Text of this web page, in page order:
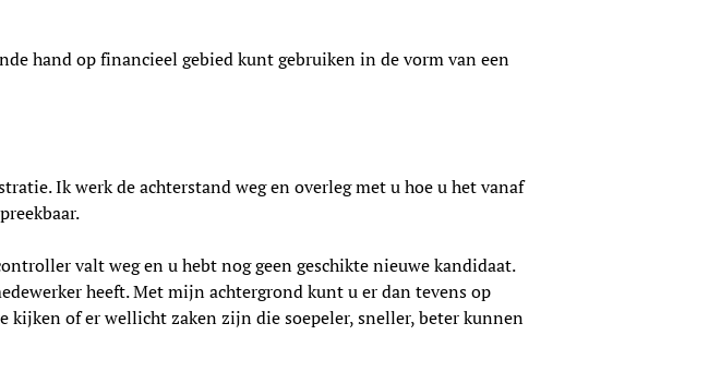
hand op financieel gebied kunt gebruiken in de vorm van een
Ik werk de achterstand weg en overleg met u hoe u het vanaf
valt weg en u hebt nog geen geschikte nieuwe kandidaat.
heeft. Met mijn achtergrond kunt u er dan tevens op
of er wellicht zaken zijn die soepeler, sneller, beter kunnen